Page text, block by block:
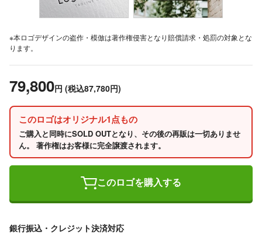
※本ロゴデザインの盗作・模倣は著作権侵害となり賠償請求・処罰の対象とな
ります。
79,800円 (税込87,780円)
このロゴはオリジナル1点もの
ご購入と同時にSOLD OUTとなり、その後の再販は一切ありませ
ん。 著作権はお客様に完全譲渡されます。
このロゴを購入する
銀行振込・クレジット決済対応